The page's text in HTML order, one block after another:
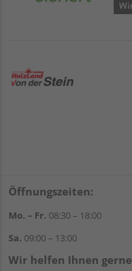
Öffnungszeiten:
Mo. – Fr. 08:30 – 18:00
Sa. 09:00 – 13:00
Wir helfen Ihnen gerne